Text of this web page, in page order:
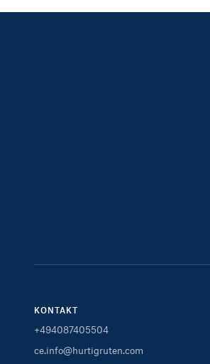
KONTAKT
+494087405504
ce.info@hurtigruten.com